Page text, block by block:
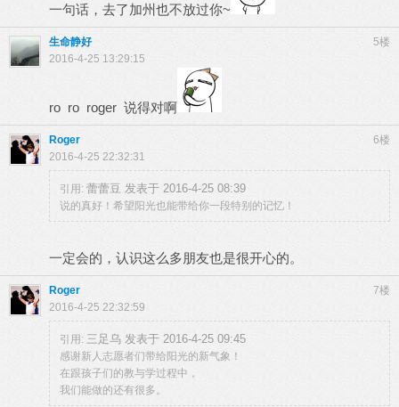
一句话，去了加州也不放过你~
5楼
生命静好
2016-4-25 13:29:15
ro ro roger 说得对啊
6楼
Roger
2016-4-25 22:32:31
引用: 蕾蕾豆 发表于 2016-4-25 08:39
说的真好！希望阳光也能带给你一段特别的记忆！
一定会的，认识这么多朋友也是很开心的。
7楼
Roger
2016-4-25 22:32:59
引用: 三足乌 发表于 2016-4-25 09:45
感谢新人志愿者们带给阳光的新气象！
在跟孩子们的教与学过程中，
我们能做的还有很多。